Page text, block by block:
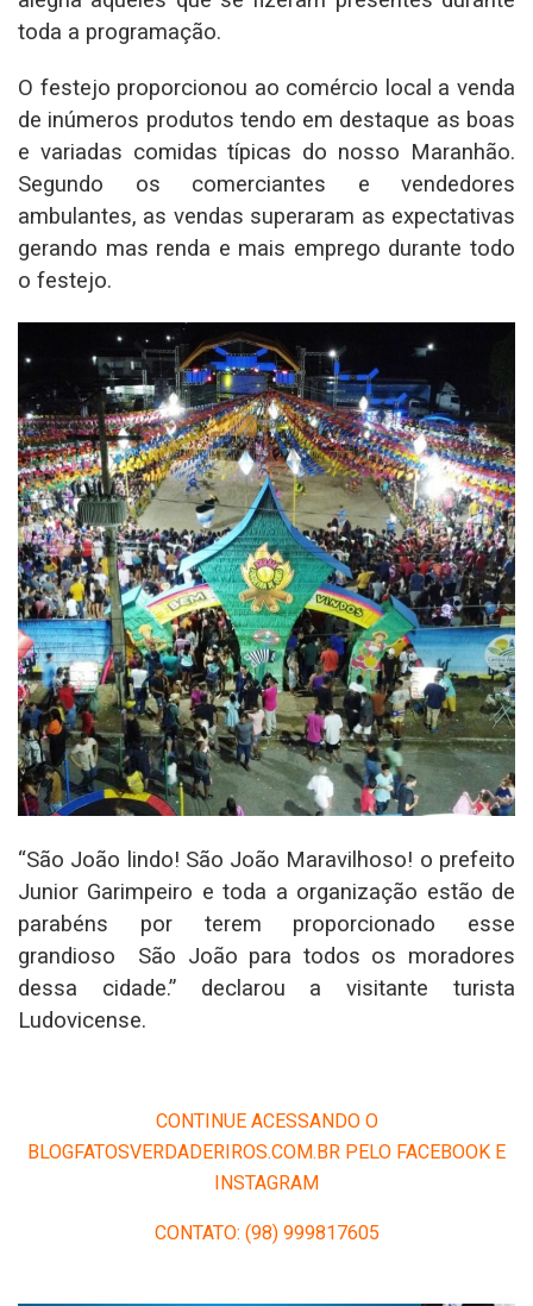
toda a programação.
O festejo proporcionou ao comércio local a venda
de inúmeros produtos tendo em destaque as boas
e variadas comidas típicas do nosso Maranhão.
Segundo os comerciantes e vendedores
ambulantes, as vendas superaram as expectativas
gerando mas renda e mais emprego durante todo
o festejo.
“São João lindo! São João Maravilhoso! o prefeito
Junior Garimpeiro e toda a organização estão de
parabéns por terem proporcionado esse
grandioso São João para todos os moradores
dessa cidade.” declarou a visitante turista
Ludovicense.
CONTINUE ACESSANDO O
BLOGFATOSVERDADERIROS.COM.BR PELO FACEBOOK E
INSTAGRAM
CONTATO: (98) 999817605